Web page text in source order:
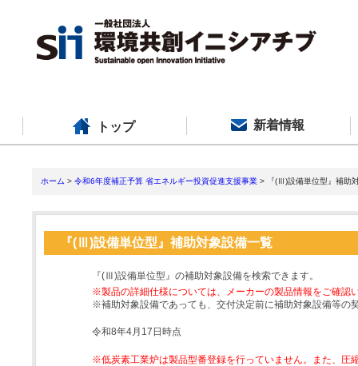
トップ 新着情報
ホーム > 令和6年度補正予算 省エネルギー投資促進支援事業 > 『(Ⅲ)設備単位型』補助
『(Ⅲ)設備単位型』補助対象設備一覧
『(Ⅲ)設備単位型』の補助対象設備を検索できます。
※製品の詳細仕様については、メーカーの製品情報をご確認
※補助対象設備であっても、交付決定前に補助対象設備等の
令和8年4月17日時点
※低炭素工業炉は製品型番登録を行っていません。また、圧